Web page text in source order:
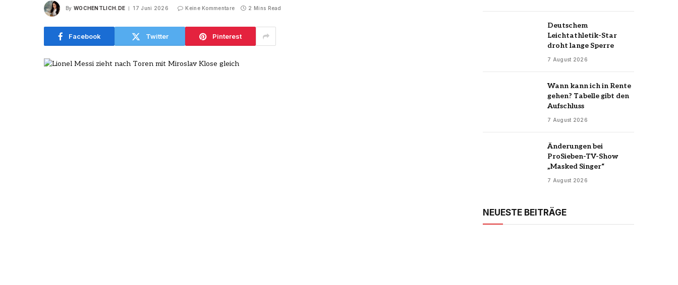
By WOCHENTLICH.DE 17 Juni 2026 Keine Kommentare 2 Mins Read
Facebook Twitter Pinterest
Deutschem
Leichtathletik-Star
droht lange Sperre
7 August 2026
Wann kann ich in Rente
gehen? Tabelle gibt den
Aufschluss
7 August 2026
Änderungen bei
ProSieben-TV-Show
„Masked Singer“
7 August 2026
NEUESTE BEITRÄGE